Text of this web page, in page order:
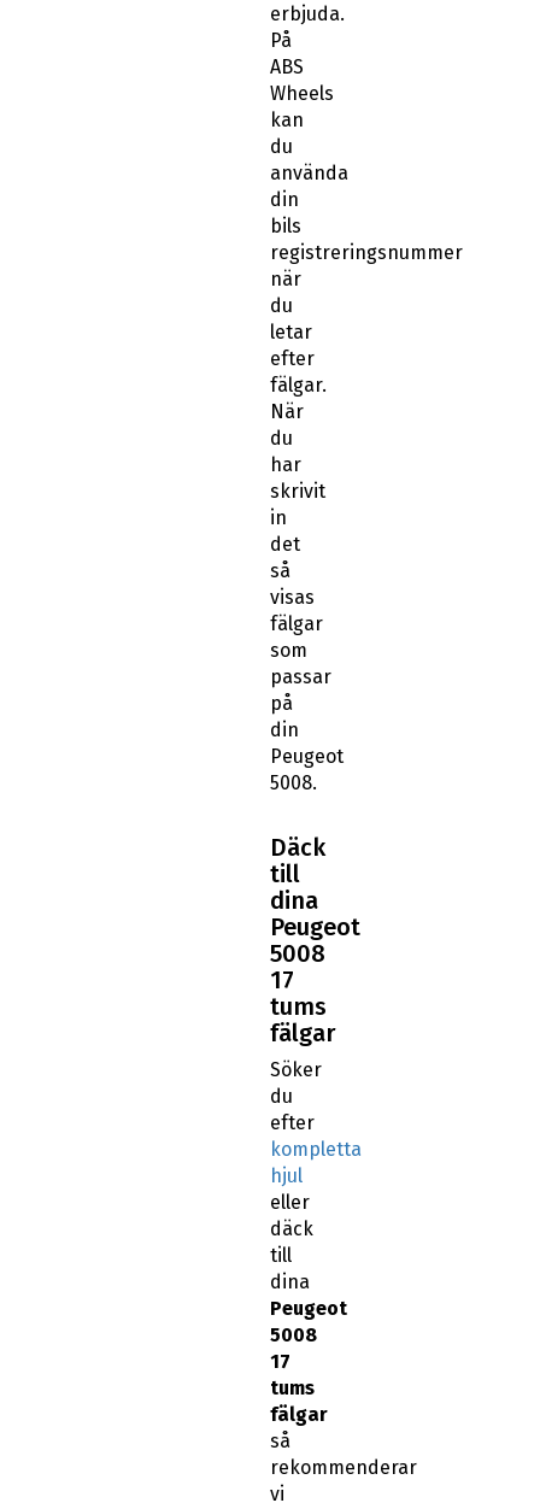
erbjuda.
På
ABS
Wheels
kan
du
använda
din
bils
registreringsnummer
när
du
letar
efter
fälgar.
När
du
har
skrivit
in
det
så
visas
fälgar
som
passar
på
din
Peugeot
5008.
Däck
till
dina
Peugeot
5008
17
tums
fälgar
Söker
du
efter
kompletta
hjul
eller
däck
till
dina
Peugeot
5008
17
tums
fälgar
så
rekommenderar
vi